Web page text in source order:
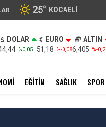
25° KOCAELI
DOLAR
%0,05
EURO
51,18 %-0,08
ALTIN
6,405 %-
EĞITIM SAĞLIK SPOR